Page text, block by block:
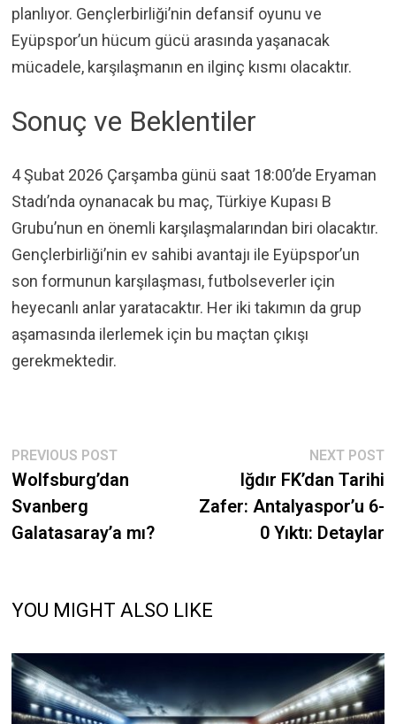
planlıyor. Gençlerbirliği’nin defansif oyunu ve
Eyüpspor’un hücum gücü arasında yaşanacak
mücadele, karşılaşmanın en ilginç kısmı olacaktır.
Sonuç ve Beklentiler
4 Şubat 2026 Çarşamba günü saat 18:00’de Eryaman
Stadı’nda oynanacak bu maç, Türkiye Kupası B
Grubu’nun en önemli karşılaşmalarından biri olacaktır.
Gençlerbirliği’nin ev sahibi avantajı ile Eyüpspor’un
son formunun karşılaşması, futbolseverler için
heyecanlı anlar yaratacaktır. Her iki takımın da grup
aşamasında ilerlemek için bu maçtan çıkışı
gerekmektedir.
Post
navigation
PREVIOUS POSTPrevious
post:
Wolfsburg’dan
Svanberg
Galatasaray’a mı?
NEXT POST
Iğdır FK’dan Tarihi
Zafer: Antalyaspor’u 6-
0 Yıktı: Detaylar
YOU MIGHT ALSO LIKE